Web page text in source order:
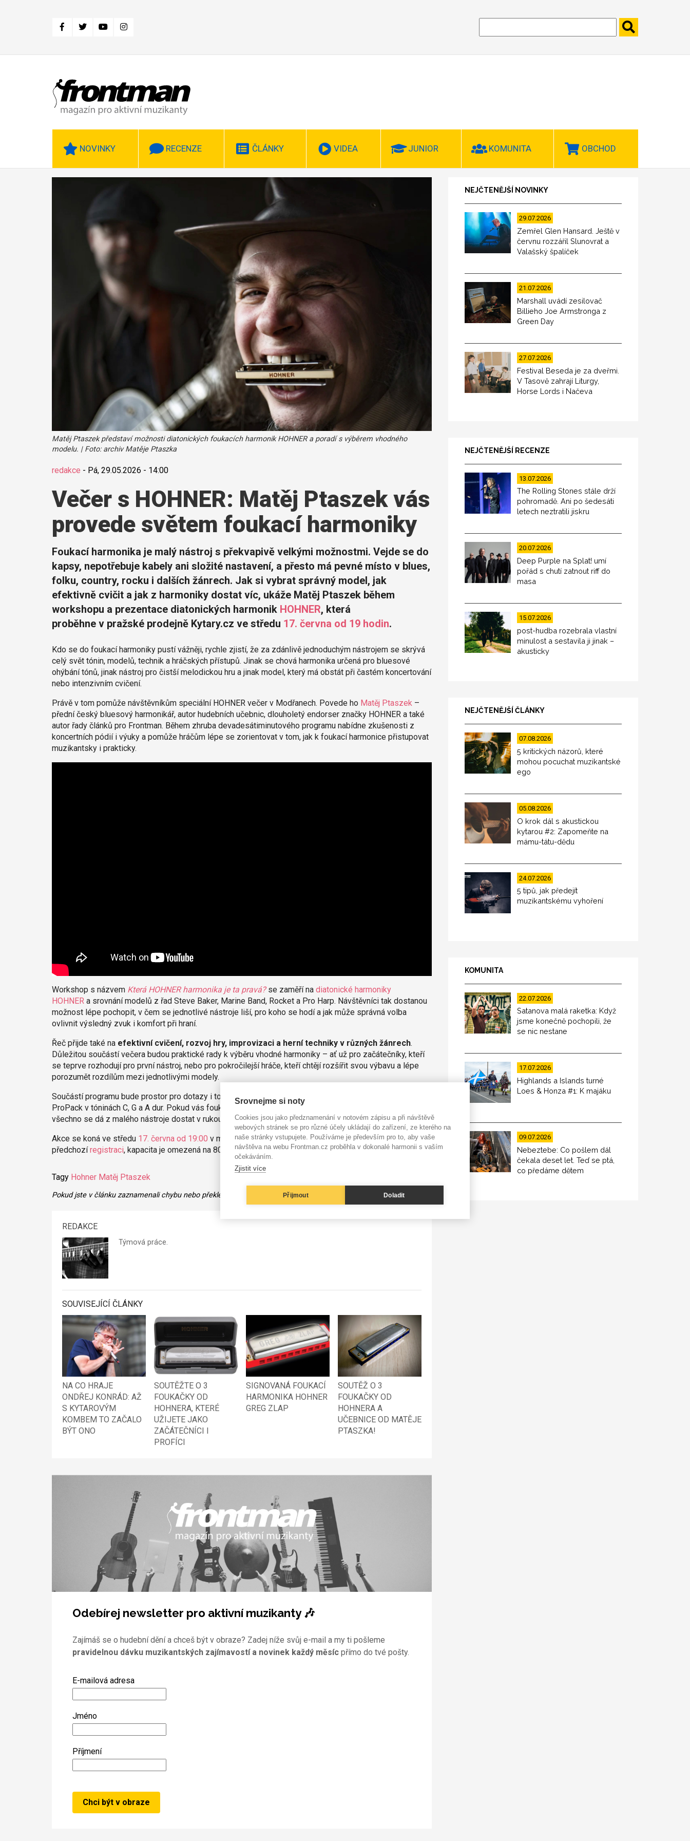
NOVINKY RECENZE ČLÁNKY VIDEA JUNIOR KOMUNITA OBCHOD
Matěj Ptaszek představí možnosti diatonických foukacích harmonik HOHNER a poradí s výběrem vhodného
modelu. | Foto: archiv Matěje Ptaszka
redakce - Pá, 29.05.2026 - 14:00
Večer s HOHNER: Matěj Ptaszek vás
provede světem foukací harmoniky
Foukací harmonika je malý nástroj s překvapivě velkými možnostmi. Vejde se do
kapsy, nepotřebuje kabely ani složité nastavení, a přesto má pevné místo v blues,
folku, country, rocku i dalších žánrech. Jak si vybrat správný model, jak
efektivně cvičit a jak z harmoniky dostat víc, ukáže Matěj Ptaszek během
workshopu a prezentace diatonických harmonik HOHNER, která
proběhne v pražské prodejně Kytary.cz ve středu 17. června od 19 hodin.
Kdo se do foukací harmoniky pustí vážněji, rychle zjistí, že za zdánlivě jednoduchým nástrojem se skrývá
celý svět tónin, modelů, technik a hráčských přístupů. Jinak se chová harmonika určená pro bluesové
ohýbání tónů, jinak nástroj pro čistší melodickou hru a jinak model, který má obstát při častém koncertování
nebo intenzivním cvičení.
Právě v tom pomůže návštěvníkům speciální HOHNER večer v Modřanech. Povede ho Matěj Ptaszek –
přední český bluesový harmonikář, autor hudebních učebnic, dlouholetý endorser značky HOHNER a také
autor řady článků pro Frontman. Během zhruba devadesátiminutového programu nabídne zkušenosti z
koncertních pódií i výuky a pomůže hráčům lépe se zorientovat v tom, jak k foukací harmonice přistupovat
muzikantsky i prakticky.
Workshop s názvem Která HOHNER harmonika je ta pravá?se zaměří na diatonické harmoniky
HOHNERa srovnání modelů z řad Steve Baker, Marine Band, Rocket a Pro Harp. Návštěvníci tak dostanou
možnost lépe pochopit, v čem se jednotlivé nástroje liší, pro koho se hodí a jak může správná volba
ovlivnit výsledný zvuk i komfort při hraní.
Řeč přijde také na efektivní cvičení, rozvoj hry, improvizaci a herní techniky v různých žánrech.
Důležitou součástí večera budou praktické rady k výběru vhodné harmoniky – ať už pro začátečníky, kteří
se teprve rozhodují pro první nástroj, nebo pro pokročilejší hráče, kteří chtějí rozšířit svou výbavu a lépe
porozumět rozdílům mezi jednotlivými modely.
Součástí programu bude prostor pro dotazy i tombola o sadu foukacích harmonik HOHNER Rocket
ProPack v tóninách C, G a A dur. Pokud vás foukací harmonika láká, už na ni hrajete, nebo chcete zjistit, co
všechno se dá z malého nástroje dostat v rukou zkušeného hráče, tenhle večer by vám neměl utéct.
Akce se koná ve středu 17. června od 19:00 v modřanské prodejně Kytary.cz. Vstup je zdarma po
předchozíregistraci, kapacita je omezená na 80 návštěvníků.
Tagy Hohner Matěj Ptaszek
Pokud jste v článku zaznamenali chybu nebo překlep, dejte nám prosím vědět na e-mail redakce@frontman.cz
REDAKCE
Týmová práce.
SOUVISEJÍCÍ ČLÁNKY
NA CO HRAJE
ONDŘEJ KONRÁD: AŽ
S KYTAROVÝM
KOMBEM TO ZAČALO
BÝT ONO
SOUTĚŽTE O 3
FOUKAČKY OD
HOHNERA, KTERÉ
UŽIJETE JAKO
ZAČÁTEČNÍCI I
PROFÍCI
SIGNOVANÁ FOUKACÍ
HARMONIKA HOHNER
GREG ZLAP
SOUTĚŽ O 3
FOUKAČKY OD
HOHNERA A
UČEBNICE OD MATĚJE
PTASZKA!
Odebírej newsletter pro aktivní muzikanty 🎶
Zajímáš se o hudební dění a chceš být v obraze? Zadej níže svůj e-mail a my ti pošleme
pravidelnou dávku muzikantských zajímavostí a novinek každý měsícpřímo do tvé pošty.
E-mailová adresa
Jméno
Příjmení
NEJČTENĚJŠÍ NOVINKY
29.07.2026
Zemřel Glen Hansard. Ještě v
červnu rozzářil Slunovrat a
Valašský špalíček
21.07.2026
Marshall uvádí zesilovač
Billieho Joe Armstronga z
Green Day
27.07.2026
Festival Beseda je za dveřmi.
V Tasově zahrají Liturgy,
Horse Lords i Načeva
NEJČTENĚJŠÍ RECENZE
13.07.2026
The Rolling Stones stále drží
pohromadě. Ani po šedesáti
letech neztratili jiskru
20.07.2026
Deep Purple na Splat! umí
pořád s chutí zatnout riff do
masa
15.07.2026
post-hudba rozebrala vlastní
minulost a sestavila ji jinak –
akusticky
NEJČTENĚJŠÍ ČLÁNKY
07.08.2026
5 kritických názorů, které
mohou pocuchat muzikantské
ego
05.08.2026
O krok dál s akustickou
kytarou #2: Zapomeňte na
mámu-tátu-dědu
24.07.2026
5 tipů, jak předejít
muzikantskému vyhoření
KOMUNITA
22.07.2026
Satanova malá raketka: Když
jsme konečně pochopili, že
se nic nestane
17.07.2026
Highlands a Islands turné
Loes & Honza #1: K majáku
09.07.2026
Nebeztebe: Co pošlem dál
čekala deset let. Teď se ptá,
co předáme dětem
Srovnejme si noty
Cookies jsou jako předznamenání v notovém zápisu a při návštěvě
webových stránek se pro různé účely ukládají do zařízení, ze kterého na
naše stránky vstupujete. Používáme je především pro to, aby vaše
návštěva na webu Frontman.cz proběhla v dokonalé harmonii s vaším
očekáváním.
Zjistit více
Přijmout Doladit